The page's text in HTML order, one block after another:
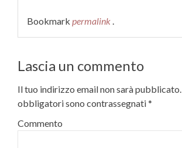
Bookmark permalink .
Lascia un commento
Il tuo indirizzo email non sarà pubblicato.
obbligatori sono contrassegnati*
Commento